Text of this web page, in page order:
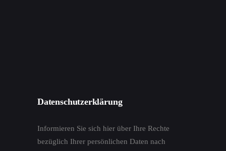
Datenschutzerklärung
Informieren Sie sich hier über Ihre Rechte
bezüglich Ihrer persönlichen Daten nach